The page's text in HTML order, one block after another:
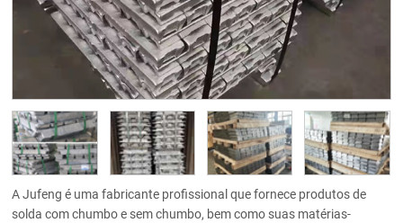
A Jufeng é uma fabricante profissional que fornece produtos de
solda com chumbo e sem chumbo, bem como suas matérias-